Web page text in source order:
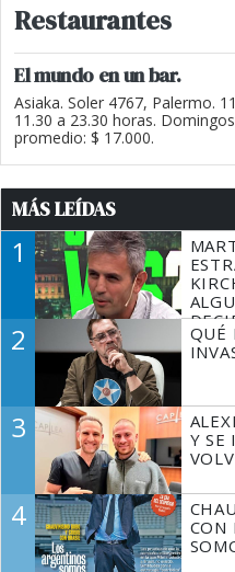
Restaurantes
El mundo en un bar.
Asiaka. Soler 4767, Palermo.
11.30 a 23.30 horas.
promedio: $ 17.000.
MÁS LEÍDAS
1
2
QUÉ
3
Y SE
4
CON